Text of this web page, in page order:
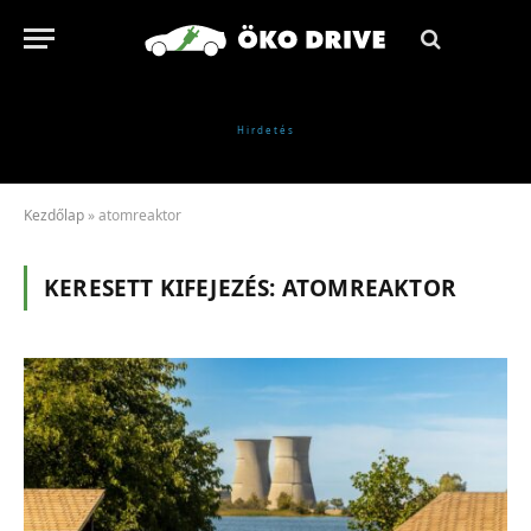
Kezdőlap »atomreaktor
KERESETT KIFEJEZÉS: ATOMREAKTOR